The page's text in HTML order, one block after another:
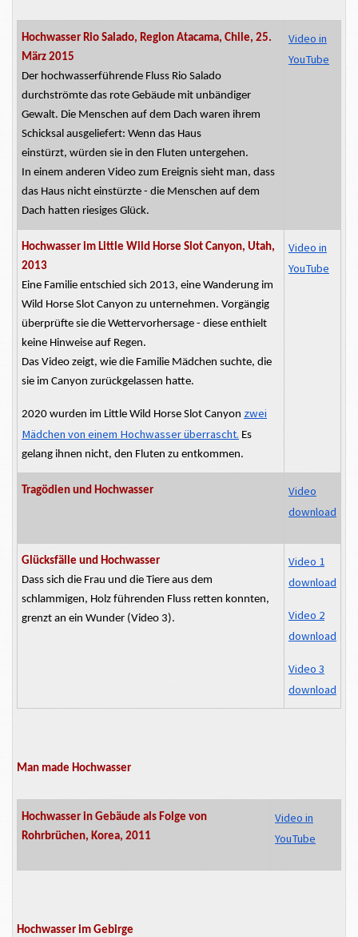
Hochwasser Rio Salado, Region Atacama, Chile, 25.
März 2015
Der hochwasserführende Fluss Rio Salado
durchströmte das rote Gebäude mit unbändiger
Gewalt. Die Menschen auf dem Dach waren ihrem
Schicksal ausgeliefert: Wenn das Haus
einstürzt, würden sie in den Fluten untergehen.
In einem anderen Video zum Ereignis sieht man, dass
das Haus nicht einstürzte - die Menschen auf dem
Dach hatten riesiges Glück.
Video in
YouTube
Hochwasser im Little Wild Horse Slot Canyon, Utah,
2013
Eine Familie entschied sich 2013, eine Wanderung im
Wild Horse Slot Canyon zu unternehmen. Vorgängig
überprüfte sie die Wettervorhersage - diese enthielt
keine Hinweise auf Regen.
Das Video zeigt, wie die Familie Mädchen suchte, die
sie im Canyon zurückgelassen hatte.
2020 wurden im Little Wild Horse Slot Canyon zwei
Mädchen von einem Hochwasser überrascht. Es
gelang ihnen nicht, den Fluten zu entkommen.
Video in
YouTube
Tragödien und Hochwasser
Video
download
Glücksfälle und Hochwasser
Dass sich die Frau und die Tiere aus dem
schlammigen, Holz führenden Fluss retten konnten,
grenzt an ein Wunder (Video 3).
Video 1
download
Video 2
download
Video 3
download
Man made Hochwasser
Hochwasser in Gebäude als Folge von
Rohrbrüchen, Korea, 2011
Video in
YouTube
Hochwasser im Gebirge